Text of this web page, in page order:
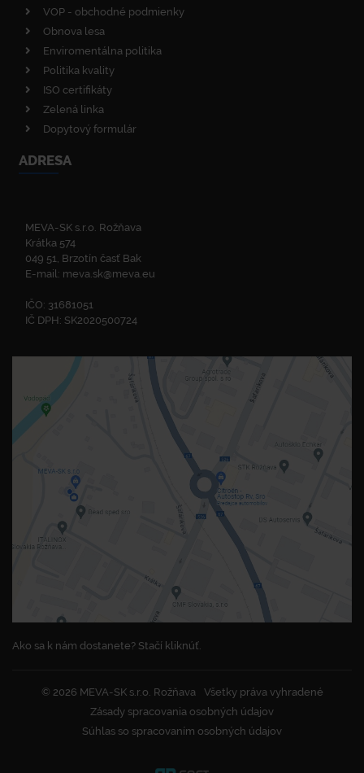
VOP - obchodné podmienky
Obnova lesa
Enviromentálna politika
Politika kvality
ISO certifikáty
Zelená linka
Dopytový formulár
ADRESA
MEVA-SK s.r.o. Rožňava
Krátka 574
049 51, Brzotín časť Bak
E-mail: meva.sk@meva.eu
IČO: 31681051
IČ DPH: SK2020500724
Ako sa k nám dostanete? Stačí kliknúť.
© 2026 MEVA-SK s.r.o. Rožňava
Všetky práva vyhradené
Zásady spracovania osobných údajov
Súhlas so spracovaním osobných údajov